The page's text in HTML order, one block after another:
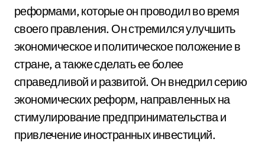
реформами, которые он проводил во время
своего правления. Он стремился улучшить
экономическое и политическое положение в
стране, а также сделать ее более
справедливой и развитой. Он внедрил серию
экономических реформ, направленных на
стимулирование предпринимательства и
привлечение иностранных инвестиций.